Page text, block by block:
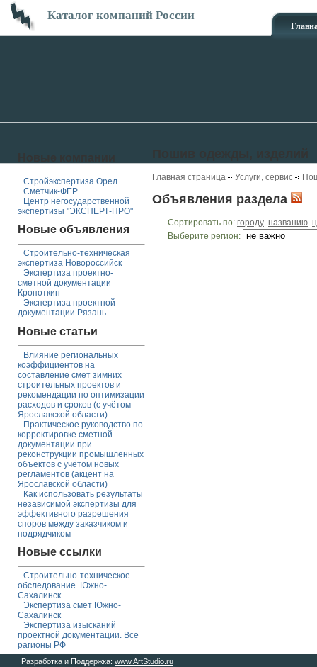
Каталог компаний России
Стройэкспертиза Орел
Сметчик-ФЕР
Центр негосударственной
экспертизы "ЭКСПЕРТ-ПРО"
Новые объявления
Строительно-техническая
экспертиза Новороссийск
Экспертиза проектно-
сметной документации
Кропоткин
Экспертиза проектной
документации Рязань
Новые статьи
Влияние региональных
коэффициентов на
составление смет зимних
строительных проектов и
рекомендации по оптимизации
расходов и сроков (с учётом
Ярославской области)
Практическое руководство по
корректировке сметной
документации при
реконструкции промышленных
объектов с учётом новых
регламентов (акцент на
Ярославской области)
Как использовать результаты
независимой экспертизы для
эффективного разрешения
споров между заказчиком и
подрядчиком
Новые ссылки
Строительно-техническое
обследование. Южно-
Сахалинск
Экспертиза смет Южно-
Сахалинск
Экспертиза изысканий
проектной документации. Все
рагионы РФ
Главная страница Услуги, сервис
Объявления раздела
Сортировать по: городу названию
Выберите регион:
Разработка и Поддержка: www.ArtStudio.ru